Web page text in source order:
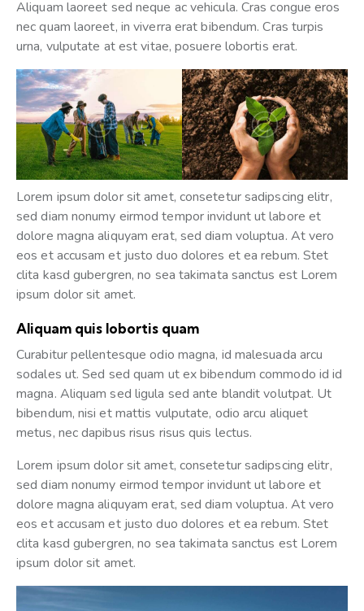
Aliquam laoreet sed neque ac vehicula. Cras congue eros
nec quam laoreet, in viverra erat bibendum. Cras turpis
urna, vulputate at est vitae, posuere lobortis erat.
Lorem ipsum dolor sit amet, consetetur sadipscing elitr,
sed diam nonumy eirmod tempor invidunt ut labore et
dolore magna aliquyam erat, sed diam voluptua. At vero
eos et accusam et justo duo dolores et ea rebum. Stet
clita kasd gubergren, no sea takimata sanctus est Lorem
ipsum dolor sit amet.
Aliquam quis lobortis quam
Curabitur pellentesque odio magna, id malesuada arcu
sodales ut. Sed sed quam ut ex bibendum commodo id id
magna. Aliquam sed ligula sed ante blandit volutpat. Ut
bibendum, nisi et mattis vulputate, odio arcu aliquet
metus, nec dapibus risus risus quis lectus.
Lorem ipsum dolor sit amet, consetetur sadipscing elitr,
sed diam nonumy eirmod tempor invidunt ut labore et
dolore magna aliquyam erat, sed diam voluptua. At vero
eos et accusam et justo duo dolores et ea rebum. Stet
clita kasd gubergren, no sea takimata sanctus est Lorem
ipsum dolor sit amet.